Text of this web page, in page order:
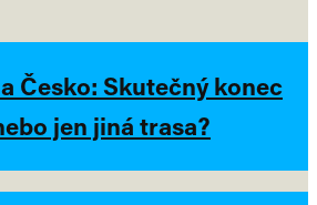
Česko: Skutečný konec
jen jiná trasa?